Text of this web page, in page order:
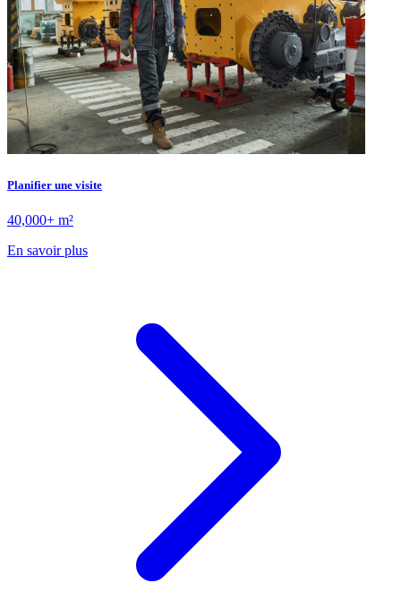
Planifier une visite
40,000+ m²
En savoir plus